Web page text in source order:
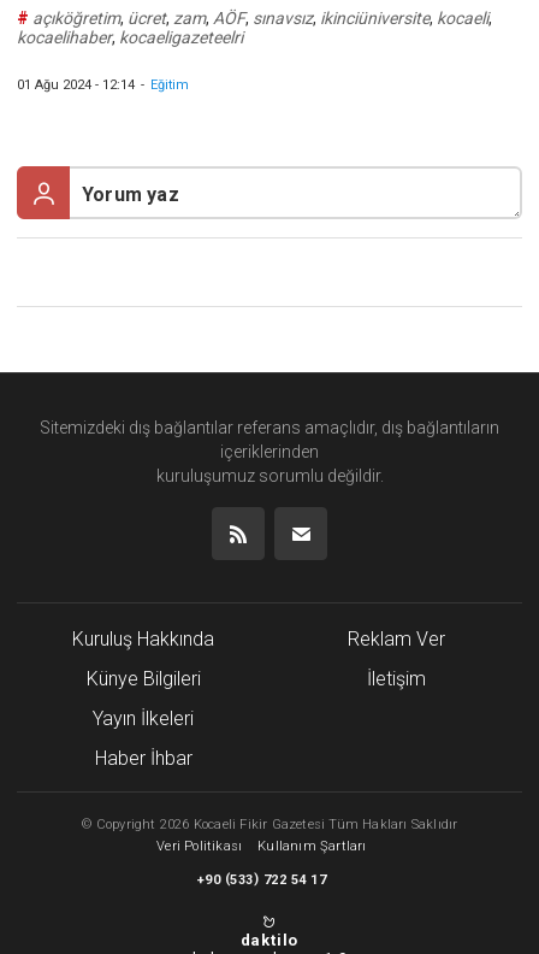
# açıköğretim, ücret, zam, AÖF, sınavsız, ikinciüniversite, kocaeli,
kocaelihaber, kocaeligazeteelri
01 Ağu 2024 - 12:14 - Eğitim
Sitemizdeki dış bağlantılar referans amaçlıdır, dış bağlantıların
içeriklerinden
kuruluşumuz sorumlu değildir.
Kuruluş Hakkında
Künye Bilgileri
Yayın İlkeleri
Haber İhbar
Reklam Ver
İletişim
© Copyright 2026 Kocaeli Fikir Gazetesi Tüm Hakları Saklıdır
Veri Politikası
Kullanım Şartları
+90 (533) 722 54 17
daktilo